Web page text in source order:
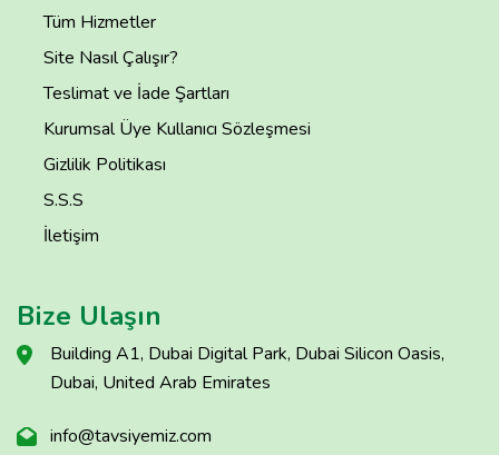
Tüm Hizmetler
Site Nasıl Çalışır?
Teslimat ve İade Şartları
Kurumsal Üye Kullanıcı Sözleşmesi
Gizlilik Politikası
S.S.S
İletişim
Bize Ulaşın
Building A1, Dubai Digital Park, Dubai Silicon Oasis,
Dubai, United Arab Emirates
info@tavsiyemiz.com